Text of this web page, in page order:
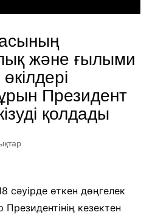
және ғылыми
Президент
қолдады
сәуірде өткен дөңгелек
кезектен